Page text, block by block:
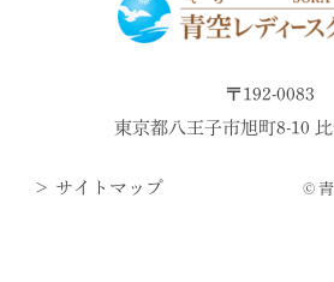
〒192-0083
東京都八王子市旭町8-10
＞ サイトマップ ©